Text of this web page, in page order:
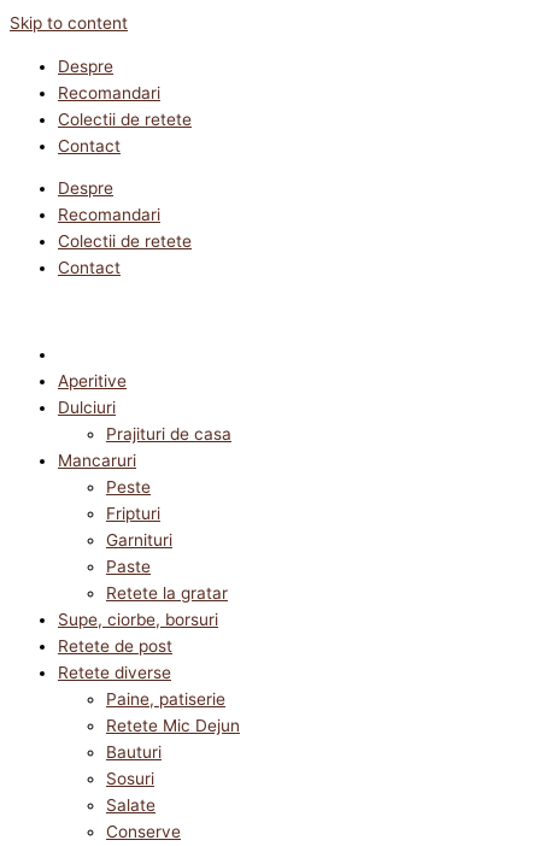
Skip to content
Despre
Recomandari
Colectii de retete
Contact
Despre
Recomandari
Colectii de retete
Contact
Aperitive
Dulciuri
Prajituri de casa
Mancaruri
Peste
Fripturi
Garnituri
Paste
Retete la gratar
Supe, ciorbe, borsuri
Retete de post
Retete diverse
Paine, patiserie
Retete Mic Dejun
Bauturi
Sosuri
Salate
Conserve